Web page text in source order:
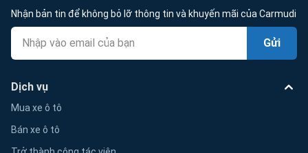
Nhận bản tin để không bỏ lỡ thông tin và khuyến mãi của Carmudi
Gửi
Dịch vụ
Mua xe ô tô
Bán xe ô tô